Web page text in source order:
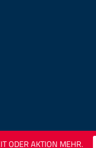
ODER AKTION MEHR.